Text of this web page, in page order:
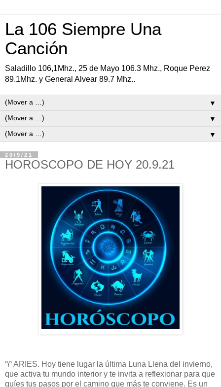
La 106 Siempre Una
Canción
Saladillo 106,1Mhz., 25 de Mayo 106.3 Mhz., Roque Perez
89.1Mhz. y General Alvear 89.7 Mhz..
▼
▼
▼
20/9/21
HOROSCOPO DE HOY 20.9.21
♈ ARIES. Hoy tiene lugar la última Luna Llena del invierno,
que activa tu mundo interior y te invita a reflexionar para que
guíes tus pasos por el camino que más te conviene. Es un